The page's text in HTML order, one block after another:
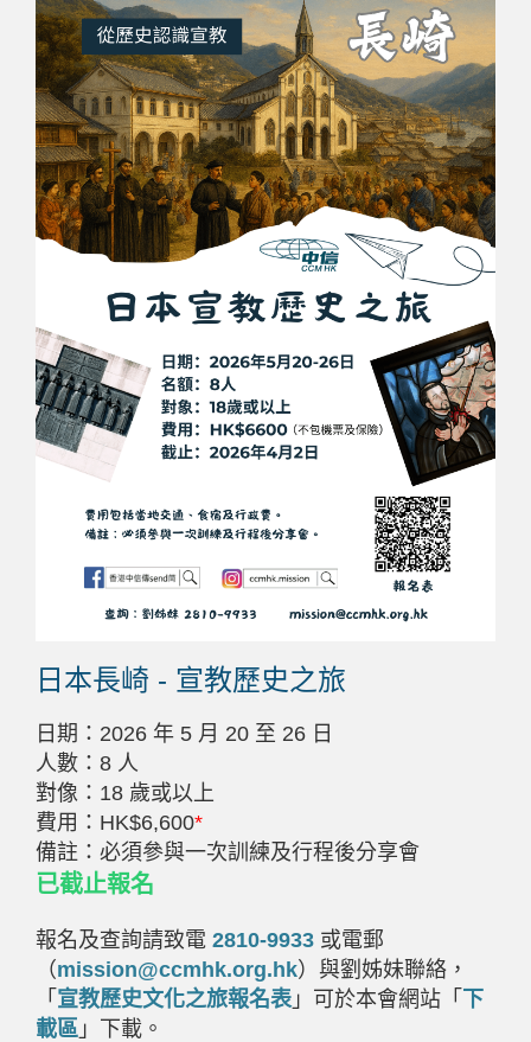
日本長崎 - 宣教歷史之旅
日期： 2026 年 5 月 20 至 26 日
人數： 8 人
對像：18 歲或以上
費用： HK$6,600*
備註： 必須參與一次訓練及行程後分享會
已截止報名
報名及查詢請致電 2810-9933 或電郵
（mission@ccmhk.org.hk）與劉姊妹聯絡，
「 宣教歷史文化之旅報名表 」可於本會網站「 下
載區 」下載。